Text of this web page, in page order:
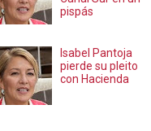
pispás
Isabel Pantoja
pierde su pleito
con Hacienda